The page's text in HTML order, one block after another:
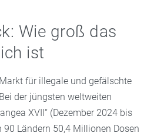
Wie groß das
ist
für illegale und gefälschte
der jüngsten weltweiten
XVII“ (Dezember 2024 bis
Ländern 50,4 Millionen Dosen